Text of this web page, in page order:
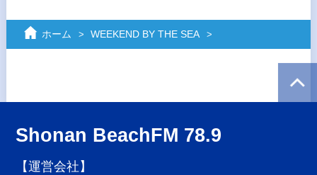
ホーム WEEKEND BY THE SEA
Shonan BeachFM 78.9
【運営会社】